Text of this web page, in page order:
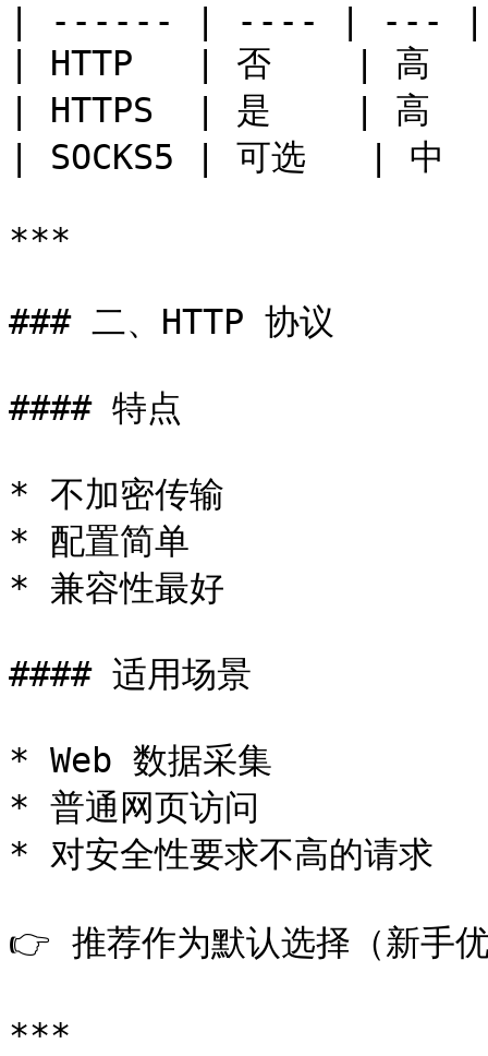
| ------ | ---- | ---
| HTTP   | 否    | 高   |
| HTTPS  | 是    | 高   |
| SOCKS5 | 可选   | 中
***
### 二、HTTP 协议
#### 特点
* 不加密传输
* 配置简单
* 兼容性最好
#### 适用场景
* Web 数据采集
* 普通网页访问
* 对安全性要求不高的请求
👉 推荐作为默认选择（新手
***